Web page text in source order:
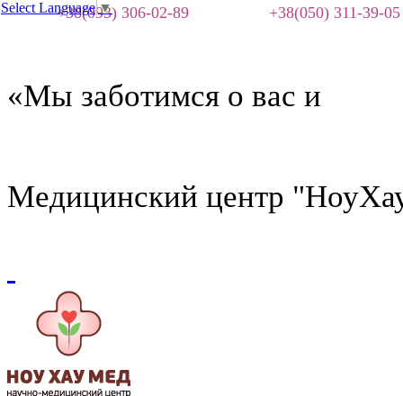
+38(093) 306-02-89 +38(050) 311-39-05
«Мы заботимся о вас и
Медицинский центр
Select Language▼